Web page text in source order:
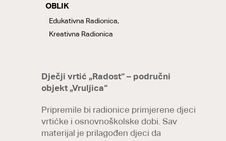
OBLIK
LABELS
Edukativna Radionica,
Kreativna Radionica
Dječji vrtić „Radost“ – područni
objekt „Vruljica“
Pripremile bi radionice primjerene djeci
vrtićke i osnovnoškolske dobi. Sav
materijal je prilagođen djeci da